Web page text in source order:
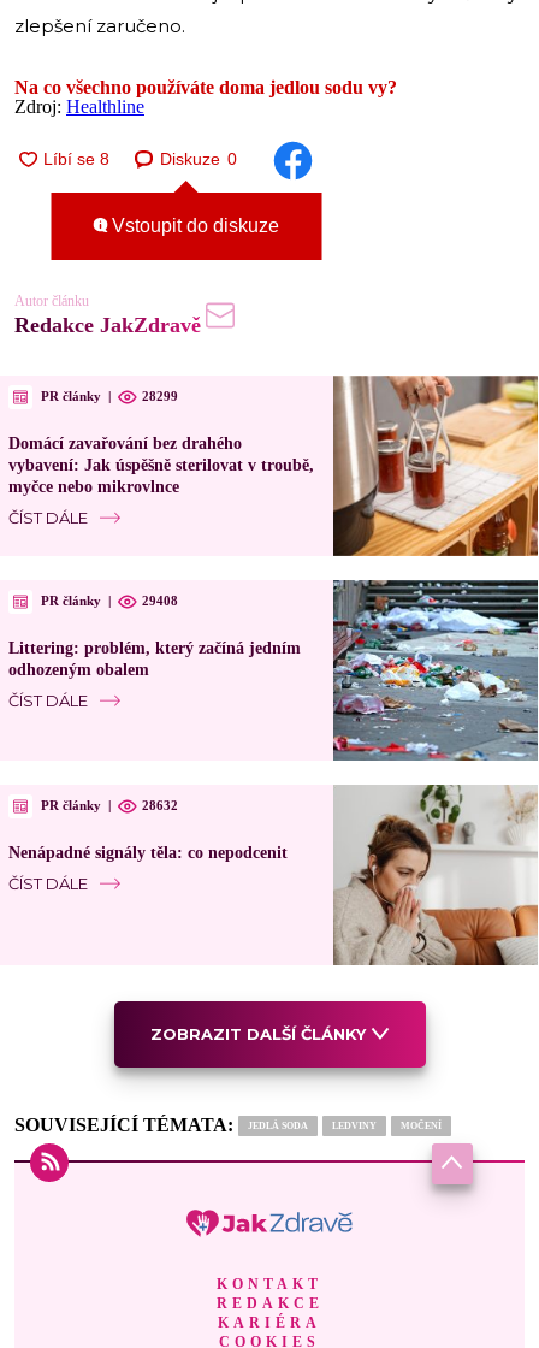
zlepšení zaručeno.
Na co všechno používáte doma jedlou sodu vy?
Zdroj: Healthline
Diskuze 0
Vstoupit do diskuze
Autor článku
Redakce JakZdravě
PR články | 28299
Domácí zavařování bez drahého
vybavení: Jak úspěšně sterilovat v troubě,
myčce nebo mikrovlnce
ČÍST DÁLE
PR články | 29408
Littering: problém, který začíná jedním
odhozeným obalem
ČÍST DÁLE
PR články | 28632
Nenápadné signály těla: co nepodcenit
ČÍST DÁLE
ZOBRAZIT DALŠÍ ČLÁNKY
SOUVISEJÍCÍ TÉMATA: JEDLÁ SODA LEDVINY MOČENÍ
KONTAKT
REDAKCE
KARIÉRA
COOKIES